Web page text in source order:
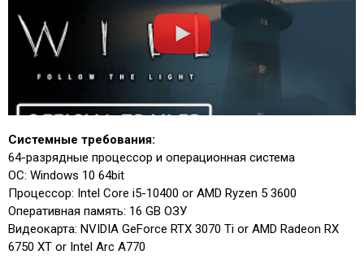
Системные требования:
64-разрядные процессор и операционная система
ОС: Windows 10 64bit
Процессор: Intel Core i5-10400 or AMD Ryzen 5 3600
Оперативная память: 16 GB ОЗУ
Видеокарта: NVIDIA GeForce RTX 3070 Ti or AMD Radeon RX
6750 XT or Intel Arc A770